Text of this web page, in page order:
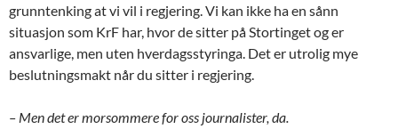
grunntenking at vi vil i regjering. Vi kan ikke ha en sånn
situasjon som KrF har, hvor de sitter på Stortinget og er
ansvarlige, men uten hverdagsstyringa. Det er utrolig mye
beslutningsmakt når du sitter i regjering.
– Men det er morsommere for oss journalister, da.